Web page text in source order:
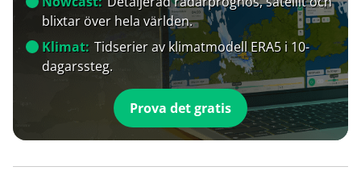
blixtar över hela världen.
Klimat: Tidserier av klimatmodell ERA5 i 10-
dagarssteg.
Prova det gratis